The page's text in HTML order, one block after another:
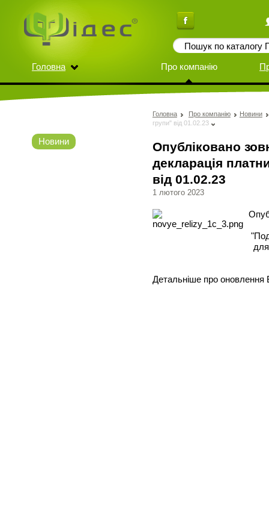
Головна Про компанію
Новини
Головна Про компанію
Новини
групи" від 01.02.23
Опубліковано
декларація
від 01.02.23
1 лютого 2023
Детальніше про